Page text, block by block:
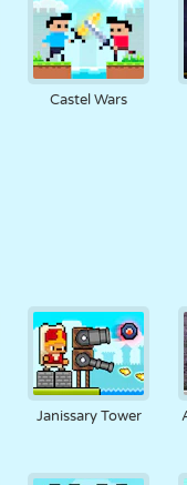
Castel Wars
Janissary Tower